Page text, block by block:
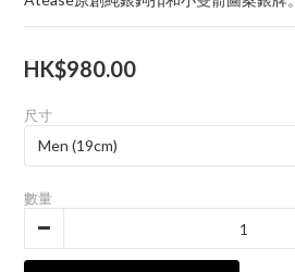
HK$980.00
尺寸
數量